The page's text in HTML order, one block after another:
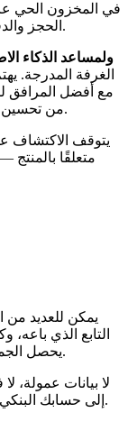
في المخزون الحي
الحجز والدفع. لا موقع إلكتروني، لا نماذج، لا تدخل بشري.
ولمساعد الذكاء
الغرفة المدرجة.
مع أفضل المرافق
من تحسين محركات البحث، ولا حجم ميزانيتك التسويقية.
يتوقف الاكتشاف عن
متعلقًا
يمكن للعديد من
التابع الذي
يحصل الجميع على مدفوعاتهم تلقائيًا وفي الوقت المحدد.
لا بيانات عمولة،
إلى حسابك البنكي الخاص، بعملتك الخاصة، أينما كنت في العالم.